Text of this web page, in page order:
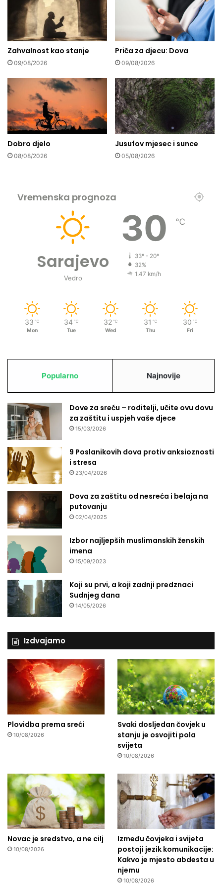
š
t
v
n
i
m
r
e
ž
a
i
m
a
v
ć
u
i
S
t
d
H
a
š
k
o
g
t
r
a
a
Zahvalnost kao stanje
09/08/2026
Priča za djecu: Dova
09/08/2026
Dobro djelo
08/08/2026
Jusufov mjesec i sunce
05/08/2026
Vremenska prognoza
Sarajevo
Vedro
30 ℃
33º - 20º
32%
1.47 km/h
33 ℃
Mon
34 ℃
Tue
32 ℃
Wed
31 ℃
Thu
30 ℃
Fri
Popularno Najnovije
Dove za sreću – roditelji, učite ovu dovu
za zaštitu i uspjeh vaše djece
15/03/2026
9 Poslanikovih dova protiv anksioznosti
i stresa
23/04/2026
Dova za zaštitu od nesreća i belaja na
putovanju
02/04/2025
Izbor najljepših muslimanskih ženskih
imena
15/09/2023
Koji su prvi, a koji zadnji predznaci
Sudnjeg dana
14/05/2026
Izdvajamo
Plovidba prema sreći
10/08/2026
Svaki dosljedan čovjek u
stanju je osvojiti pola
svijeta
10/08/2026
Novac je sredstvo, a ne cilj
10/08/2026
Između čovjeka i svijeta
postoji jezik komunikacije:
Kakvo je mjesto abdesta u
njemu
10/08/2026